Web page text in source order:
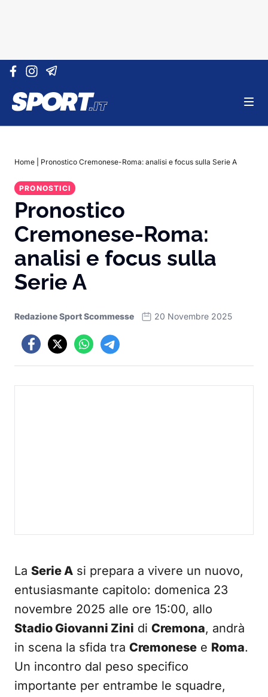
Vai al contenuto
Home Pronostico Cremonese-Roma: analisi e focus sulla Serie A
PRONOSTICI
Pronostico
Cremonese-Roma:
analisi e focus sulla
Serie A
Redazione Sport Scommesse 20 Novembre 2025
La Serie A si prepara a vivere un nuovo,
entusiasmante capitolo: domenica 23
novembre 2025 alle ore 15:00, allo
Stadio Giovanni Zini di Cremona, andrà
in scena la sfida tra Cremonese e Roma.
Un incontro dal peso specifico
importante per entrambe le squadre,